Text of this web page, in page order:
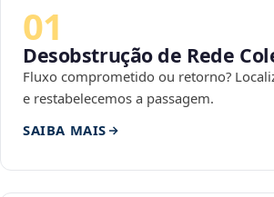
01
Desobstrução de Rede
Fluxo comprometido ou retorno?
e restabelecemos a passagem.
SAIBA MAIS